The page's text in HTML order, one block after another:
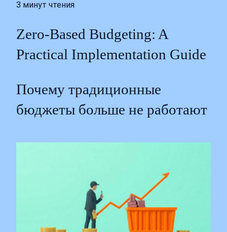
3 минут чтения
Zero-Based Budgeting: A
Practical Implementation Guide
Почему традиционные
бюджеты больше не работают